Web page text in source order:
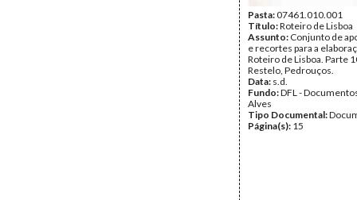
Pasta:07461.010.001
Título:Roteiro de Lisboa
Assunto: Conjunto de
e recortes para a
Roteiro de Lisboa. Parte
Restelo, Pedrouços.
Data: s.d.
Fundo:DFL -
Alves
Tipo Documental:
Página(s): 15